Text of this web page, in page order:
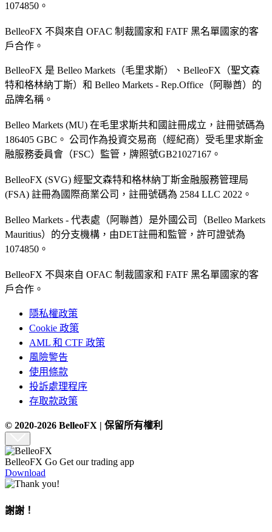
1074850。
BelleoFX 不與來自 OFAC 制裁國家和 FATF 黑名單國家的客
戶合作。
BelleoFX 是 Belleo Markets（毛里求斯）、BelleoFX（聖文森
特和格林納丁斯）和 Belleo Markets - Rep.Office（阿聯酋）的
品牌名稱。
Belleo Markets (MU) 在毛里求斯共和國註冊成立，註冊號碼為
186405 GBC。 公司作為投資交易商（經紀商）受毛里求斯金
融服務委員會（FSC）監管，牌照號GB21027167。
BelleoFX (SVG) 經聖文森特和格林納丁斯金融服務管理局
(FSA) 註冊為國際商業公司，註冊號碼為 2584 LLC 2022。
Belleo Markets - 代表處（阿聯酋）是外國公司（Belleo Markets
Mauritius）的分支機構，由DET註冊和監管，許可證號為
1074850。
BelleoFX 不與來自 OFAC 制裁國家和 FATF 黑名單國家的客
戶合作。
隱私權政策
Cookie 政策
AML 和 CTF 政策
風險警告
使用條款
投訴處理程序
存取款政策
© 2020-2026 BelleoFX | 保留所有權利
BelleoFX Go Get our trading app
Download
謝謝！